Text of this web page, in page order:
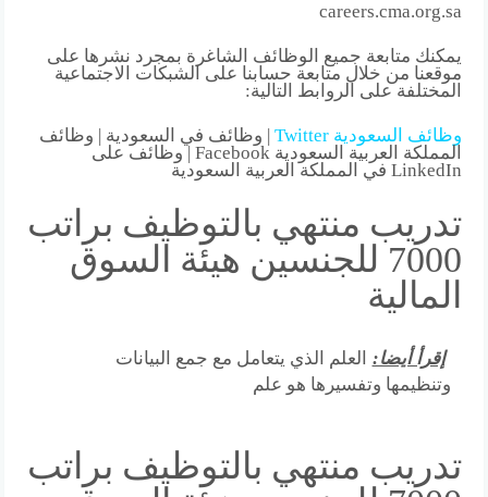
careers.cma.org.sa
يمكنك متابعة جميع الوظائف الشاغرة بمجرد نشرها على
موقعنا من خلال متابعة حسابنا على الشبكات الاجتماعية
المختلفة على الروابط التالية:
وظائف السعودية Twitter
| وظائف في السعودية | وظائف
المملكة العربية السعودية Facebook | وظائف على
LinkedIn في المملكة العربية السعودية
تدريب منتهي بالتوظيف براتب
7000 للجنسين هيئة السوق
المالية
إقرأ أيضا:
العلم الذي يتعامل مع جمع البيانات
وتنظيمها وتفسيرها هو علم
تدريب منتهي بالتوظيف براتب